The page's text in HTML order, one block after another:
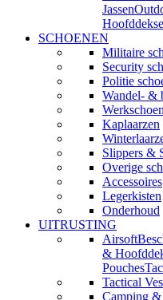
Jassen
SCHOENEN
Militaire
Security
Politie
Wandel- &
Kaplaarzen
Slippers &
Overige
Accessoires
Legerkisten
Onderhoud
UITRUSTING
Airsoft
&
Pouches
Tactical
Camping